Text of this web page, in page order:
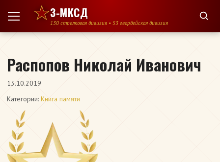
Перейти к содержимому
3-МКСД
130 стрелковая дивизия • 53 гвардейская дивизия
Распопов Николай Иванович
13.10.2019
Категории: Книга памяти